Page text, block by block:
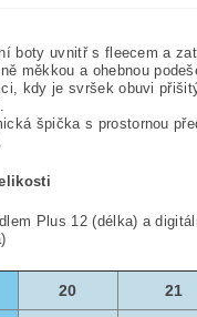
boty uvnitř s fleecem a
měkkou a ohebnou
kdy je svršek obuvi
špička s prostornou
Plus 12 (délka) a
20 21